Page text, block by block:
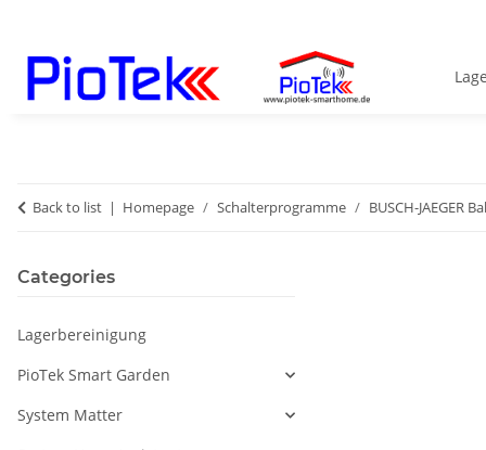
Back to list Homepage Schalterprogramme BUSCH-JAEGER
Categories
Lagerbereinigung
PioTek Smart Garden
System Matter